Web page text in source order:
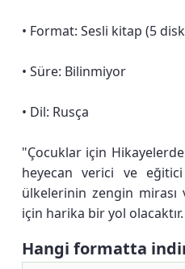
• Format: Sesli kitap (5
• Süre: Bilinmiyor
• Dil: Rusça
"Çocuklar için
heyecan verici ve
ülkelerinin zengin mirası
için harika bir yol olacaktır.
Hangi formatta